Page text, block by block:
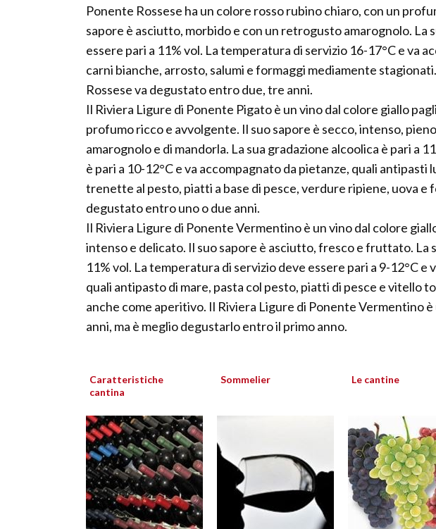
Ponente Rossese ha un colore rosso rubino chiaro, con un
sapore è asciutto, morbido e con un retrogusto amarognolo. La
essere pari a 11% vol. La temperatura di servizio 16-17°C e va
carni bianche, arrosto, salumi e formaggi mediamente
Rossese va degustato entro due, tre anni.
Il Riviera Ligure di Ponente Pigato è un vino dal colore giallo
profumo ricco e avvolgente. Il suo sapore è secco, intenso,
amarognolo e di mandorla. La sua gradazione alcoolica è pari a
è pari a 10-12°C e va accompagnato da pietanze, quali
trenette al pesto, piatti a base di pesce, verdure ripiene, uova e
degustato entro uno o due anni.
Il Riviera Ligure di Ponente Vermentino è un vino dal colore
intenso e delicato. Il suo sapore è asciutto, fresco e fruttato. La
11% vol. La temperatura di servizio deve essere pari a 9-12°C e
quali antipasto di mare, pasta col pesto, piatti di pesce e vitello
anche come aperitivo. Il Riviera Ligure di Ponente Vermentino
anni, ma è meglio degustarlo entro il primo anno.
Caratteristiche
cantina
Sommelier Le cantine